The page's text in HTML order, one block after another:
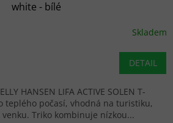
white - bílé
Skladem
DETAIL
HANSEN LIFA ACTIVE SOLEN T-
teplého počasí, vhodná na turistiku,
Triko kombinuje nízkou...